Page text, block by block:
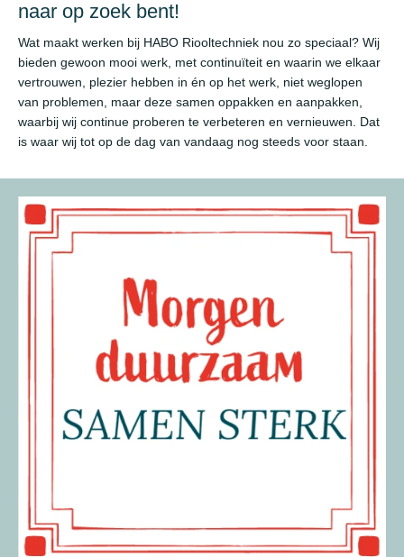
naar op zoek bent!
Wat maakt werken bij HABO Riooltechniek nou zo speciaal? Wij
bieden gewoon mooi werk, met continuïteit en waarin we elkaar
vertrouwen, plezier hebben in én op het werk, niet weglopen
van problemen, maar deze samen oppakken en aanpakken,
waarbij wij continue proberen te verbeteren en vernieuwen. Dat
is waar wij tot op de dag van vandaag nog steeds voor staan.